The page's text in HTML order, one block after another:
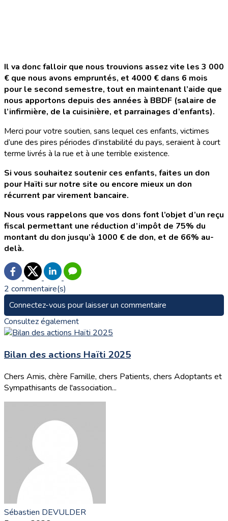
Il va donc falloir que nous trouvions assez vite les 3 000
€ que nous avons empruntés, et 4000 € dans 6 mois
pour le second semestre, tout en maintenant l’aide que
nous apportons depuis des années à BBDF (salaire de
l’infirmière, de la cuisinière, et parrainages d’enfants).
Merci pour votre soutien, sans lequel ces enfants, victimes
d’une des pires périodes d’instabilité du pays, seraient à court
terme livrés à la rue et à une terrible existence.
Si vous souhaitez soutenir ces enfants, faites un don
pour Haïti sur notre site ou encore mieux un don
récurrent par virement bancaire.
Nous vous rappelons que vos dons font l’objet d’un reçu
fiscal permettant une réduction d’impôt de 75% du
montant du don jusqu’à 1000 € de don, et de 66% au-
delà.
2 commentaire(s)
Connectez-vous pour laisser un commentaire
Consultez également
Bilan des actions Haïti 2025
Chers Amis, chère Famille, chers Patients, chers Adoptants et
Sympathisants de l'association...
Sébastien DEVULDER